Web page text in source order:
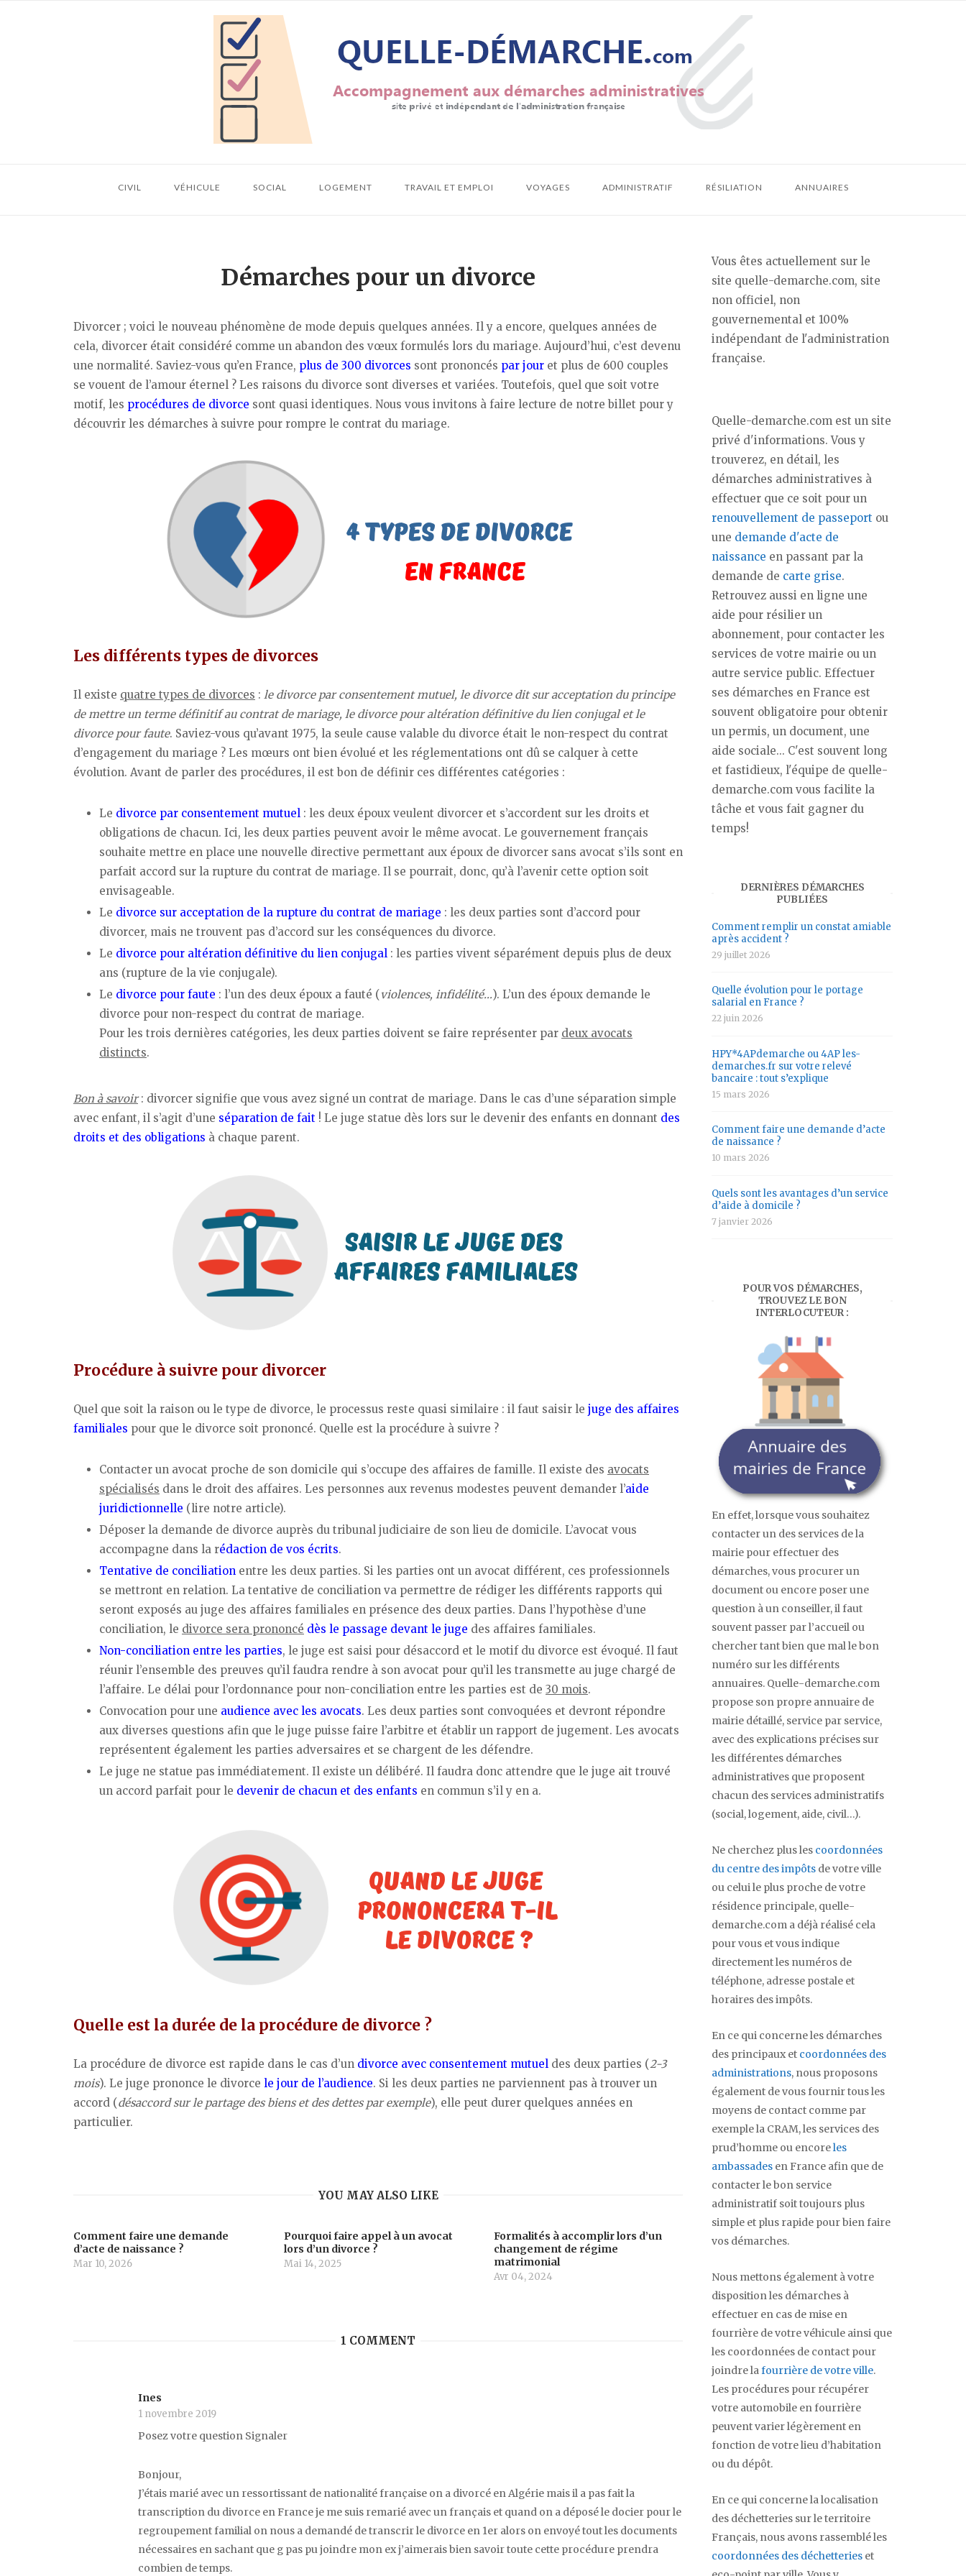
Home
CIVIL VÉHICULE SOCIAL LOGEMENT TRAVAIL ET EMPLOI VOYAGES ADMINISTRATIF RÉSILIATION ANNUAIRES
Démarches pour un divorce
Divorcer ; voici le nouveau phénomène de mode depuis quelques années. Il y a encore, quelques années de
cela, divorcer était considéré comme un abandon des vœux formulés lors du mariage. Aujourd’hui, c’est devenu
une normalité. Saviez-vous qu’en France, plus de 300 divorces sont prononcés par jour et plus de 600 couples
se vouent de l’amour éternel ? Les raisons du divorce sont diverses et variées. Toutefois, quel que soit votre
motif, les procédures de divorce sont quasi identiques. Nous vous invitons à faire lecture de notre billet pour y
découvrir les démarches à suivre pour rompre le contrat du mariage.
Les différents types de divorces
Il existe quatre types de divorces : le divorce par consentement mutuel, le divorce dit sur acceptation du principe
de mettre un terme définitif au contrat de mariage, le divorce pour altération définitive du lien conjugal et le
divorce pour faute. Saviez-vous qu’avant 1975, la seule cause valable du divorce était le non-respect du contrat
d’engagement du mariage ? Les mœurs ont bien évolué et les réglementations ont dû se calquer à cette
évolution. Avant de parler des procédures, il est bon de définir ces différentes catégories :
Le divorce par consentement mutuel : les deux époux veulent divorcer et s’accordent sur les droits et
obligations de chacun. Ici, les deux parties peuvent avoir le même avocat. Le gouvernement français
souhaite mettre en place une nouvelle directive permettant aux époux de divorcer sans avocat s’ils sont en
parfait accord sur la rupture du contrat de mariage. Il se pourrait, donc, qu’à l’avenir cette option soit
envisageable.
Le divorce sur acceptation de la rupture du contrat de mariage : les deux parties sont d’accord pour
divorcer, mais ne trouvent pas d’accord sur les conséquences du divorce.
Le divorce pour altération définitive du lien conjugal : les parties vivent séparément depuis plus de deux
ans (rupture de la vie conjugale).
Le divorce pour faute : l’un des deux époux a fauté ( violences, infidélité…). L’un des époux demande le
divorce pour non-respect du contrat de mariage.
Pour les trois dernières catégories, les deux parties doivent se faire représenter par deux avocats
distincts.
Bon à savoir: divorcer signifie que vous avez signé un contrat de mariage. Dans le cas d’une séparation simple
avec enfant, il s’agit d’une séparation de fait ! Le juge statue dès lors sur le devenir des enfants en donnant des
droits et des obligations à chaque parent.
Procédure à suivre pour divorcer
Quel que soit la raison ou le type de divorce, le processus reste quasi similaire : il faut saisir le juge des affaires
familiales pour que le divorce soit prononcé. Quelle est la procédure à suivre ?
Contacter un avocat proche de son domicile qui s’occupe des affaires de famille. Il existe des avocats
spécialisés dans le droit des affaires. Les personnes aux revenus modestes peuvent demander l’aide
juridictionnelle (lire notre article).
Déposer la demande de divorce auprès du tribunal judiciaire de son lieu de domicile. L’avocat vous
accompagne dans la rédaction de vos écrits.
Tentative de conciliation entre les deux parties. Si les parties ont un avocat différent, ces professionnels
se mettront en relation. La tentative de conciliation va permettre de rédiger les différents rapports qui
seront exposés au juge des affaires familiales en présence des deux parties. Dans l’hypothèse d’une
conciliation, le divorce sera prononcé dès le passage devant le juge des affaires familiales.
Non-conciliation entre les parties, le juge est saisi pour désaccord et le motif du divorce est évoqué. Il faut
réunir l’ensemble des preuves qu’il faudra rendre à son avocat pour qu’il les transmette au juge chargé de
l’affaire. Le délai pour l’ordonnance pour non-conciliation entre les parties est de 30 mois.
Convocation pour une audience avec les avocats. Les deux parties sont convoquées et devront répondre
aux diverses questions afin que le juge puisse faire l’arbitre et établir un rapport de jugement. Les avocats
représentent également les parties adversaires et se chargent de les défendre.
Le juge ne statue pas immédiatement. Il existe un délibéré. Il faudra donc attendre que le juge ait trouvé
un accord parfait pour le devenir de chacun et des enfants en commun s’il y en a.
Quelle est la durée de la procédure de divorce ?
La procédure de divorce est rapide dans le cas d’un divorce avec consentement mutuel des deux parties (2-3
mois). Le juge prononce le divorce le jour de l’audience. Si les deux parties ne parviennent pas à trouver un
accord (désaccord sur le partage des biens et des dettes par exemple), elle peut durer quelques années en
particulier.
YOU MAY ALSO LIKE
Comment faire une demande
d’acte de naissance ?
Mar 10, 2026
Pourquoi faire appel à un avocat
lors d’un divorce ?
Mai 14, 2025
Formalités à accomplir lors d’un
changement de régime
matrimonial
Avr 04, 2024
1 COMMENT
Ines
1 novembre 2019
Posez votre question Signaler
Bonjour,
J’étais marié avec un ressortissant de nationalité française on a divorcé en Algérie mais il a pas fait la
transcription du divorce en France je me suis remarié avec un français et quand on a déposé le docier pour le
regroupement familial on nous a demandé de transcrir le divorce en 1er alors on envoyé tout les documents
nécessaires en sachant que g pas pu joindre mon ex j’aimerais bien savoir toute cette procédure prendra
combien de temps.
Vous êtes actuellement sur le
site quelle-demarche.com, site
non officiel, non
gouvernemental et 100%
indépendant de l'administration
française.
Quelle-demarche.com est un site
privé d'informations. Vous y
trouverez, en détail, les
démarches administratives à
effectuer que ce soit pour un
renouvellement de passeport ou
une demande d'acte de
naissance en passant par la
demande de carte grise.
Retrouvez aussi en ligne une
aide pour résilier un
abonnement, pour contacter les
services de votre mairie ou un
autre service public. Effectuer
ses démarches en France est
souvent obligatoire pour obtenir
un permis, un document, une
aide sociale... C'est souvent long
et fastidieux, l'équipe de quelle-
demarche.com vous facilite la
tâche et vous fait gagner du
temps!
DERNIÈRES DÉMARCHES
PUBLIÉES
Comment remplir un constat amiable
après accident ?
29 juillet 2026
Quelle évolution pour le portage
salarial en France ?
22 juin 2026
HPY*4APdemarche ou 4AP les-
demarches.fr sur votre relevé
bancaire : tout s’explique
15 mars 2026
Comment faire une demande d’acte
de naissance ?
10 mars 2026
Quels sont les avantages d’un service
d’aide à domicile ?
7 janvier 2026
POUR VOS DÉMARCHES,
TROUVEZ LE BON
INTERLOCUTEUR :
En effet, lorsque vous souhaitez
contacter un des services de la
mairie pour effectuer des
démarches, vous procurer un
document ou encore poser une
question à un conseiller, il faut
souvent passer par l’accueil ou
chercher tant bien que mal le bon
numéro sur les différents
annuaires. Quelle-demarche.com
propose son propre annuaire de
mairie détaillé, service par service,
avec des explications précises sur
les différentes démarches
administratives que proposent
chacun des services administratifs
(social, logement, aide, civil…).
Ne cherchez plus les coordonnées
du centre des impôts de votre ville
ou celui le plus proche de votre
résidence principale, quelle-
demarche.com a déjà réalisé cela
pour vous et vous indique
directement les numéros de
téléphone, adresse postale et
horaires des impôts.
En ce qui concerne les démarches
des principaux et coordonnées des
administrations, nous proposons
également de vous fournir tous les
moyens de contact comme par
exemple la CRAM, les services des
prud’homme ou encoreles
ambassades en France afin que de
contacter le bon service
administratif soit toujours plus
simple et plus rapide pour bien faire
vos démarches.
Nous mettons également à votre
disposition les démarches à
effectuer en cas de mise en
fourrière de votre véhicule ainsi que
les coordonnées de contact pour
joindre lafourrière de votre ville.
Les procédures pour récupérer
votre automobile en fourrière
peuvent varier légèrement en
fonction de votre lieu d’habitation
ou du dépôt.
En ce qui concerne la localisation
des déchetteries sur le territoire
Français, nous avons rassemblé les
coordonnées des déchetteries et